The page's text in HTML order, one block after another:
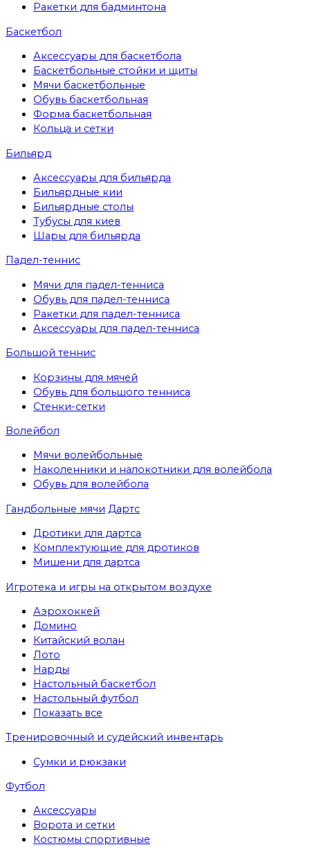
Ракетки для бадминтона
Баскетбол
Аксессуары для баскетбола
Баскетбольные стойки и щиты
Мячи баскетбольные
Обувь баскетбольная
Форма баскетбольная
Кольца и сетки
Бильярд
Аксессуары для бильярда
Бильярдные кии
Бильярдные столы
Тубусы для киев
Шары для бильярда
Падел-теннис
Мячи для падел-тенниса
Обувь для падел-тенниса
Ракетки для падел-тенниса
Аксессуары для падел-тенниса
Большой теннис
Корзины для мячей
Обувь для большого тенниса
Стенки-сетки
Волейбол
Мячи волейбольные
Наколенники и налокотники для волейбола
Обувь для волейбола
Гандбольные мячи Дартс
Дротики для дартса
Комплектующие для дротиков
Мишени для дартса
Игротека и игры на открытом воздухе
Аэрохоккей
Домино
Китайский волан
Лото
Нарды
Настольный баскетбол
Настольный футбол
Показать все
Тренировочный и судейский инвентарь
Сумки и рюкзаки
Футбол
Аксессуары
Ворота и сетки
Костюмы спортивные